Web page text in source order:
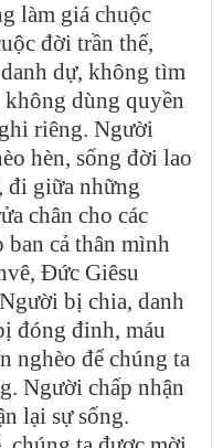
làm giá chuộc
đời trần thế,
dự, không tìm
dùng quyền
riêng. Người
hèn, sống đời lao
đi giữa những
chân cho các
cả thân mình
Đức Giêsu
bị chia, danh
đóng đinh, máu
nghèo để chúng ta
Người chấp nhận
lại sự sống.